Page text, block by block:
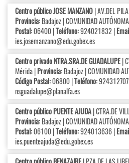
Centro público JOSE MANZANO| AV.DEL
Provincia:Badajoz | COMUNIDAD
Postal:06400 |Teléfono:924021832 |
ies.josemanzano@edu.gobex.es
Centro privado NTRA.SRA.DE GUADALUPE|
Mérida |Provincia:Badajoz | COMUNIDAD
Código Postal:06800 |Teléfono:
nsguadalupe@planalfa.es
Centro público PUENTE AJUDA| CTRA.DE
Provincia:Badajoz | COMUNIDAD
Postal:06100 |Teléfono:924013636 |
ies.puenteajuda@edu.gobex.es